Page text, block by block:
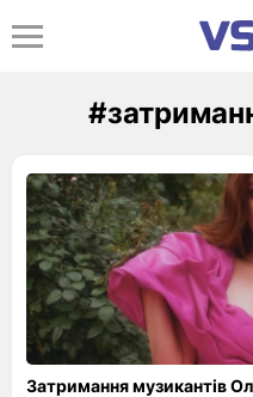
Затримання музикантів